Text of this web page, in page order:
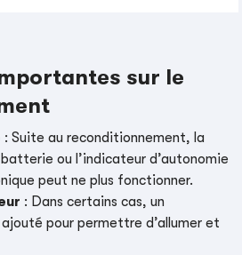
sur le
: Suite au reconditionnement, la
ou l’indicateur d’autonomie
peut ne plus fonctionner.
: Dans certains cas, un
pour permettre d’allumer et